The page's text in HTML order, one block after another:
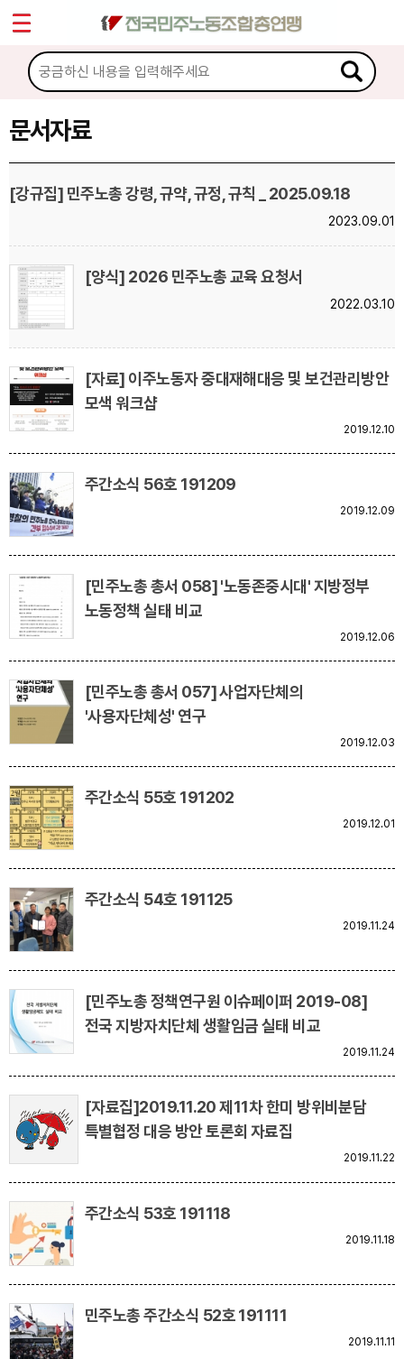
문서자료
[강규집] 민주노총 강령, 규약, 규정, 규칙 _ 2025.09.18
2023.09.01
[양식] 2026 민주노총 교육 요청서
2022.03.10
[자료] 이주노동자 중대재해대응 및 보건관리방안
모색 워크샵
2019.12.10
주간소식 56호 191209
2019.12.09
[민주노총 총서 058] '노동존중시대' 지방정부
노동정책 실태 비교
2019.12.06
[민주노총 총서 057] 사업자단체의
'사용자단체성' 연구
2019.12.03
주간소식 55호 191202
2019.12.01
주간소식 54호 191125
2019.11.24
[민주노총 정책연구원 이슈페이퍼 2019-08]
전국 지방자치단체 생활임금 실태 비교
2019.11.24
[자료집]2019.11.20 제11차 한미 방위비분담
특별협정 대응 방안 토론회 자료집
2019.11.22
주간소식 53호 191118
2019.11.18
민주노총 주간소식 52호 191111
2019.11.11
마이페이지
소개
소식
문서자료
이미지자료
미디어자료
카드뉴스
부설기관
업무
Sketchbook5, 스케치북5
Sketchbook5, 스케치북5